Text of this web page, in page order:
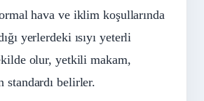
hava ve iklim koşullarında
yerlerdeki ısıyı yeterli
olur, yetkili makam,
standardı belirler.